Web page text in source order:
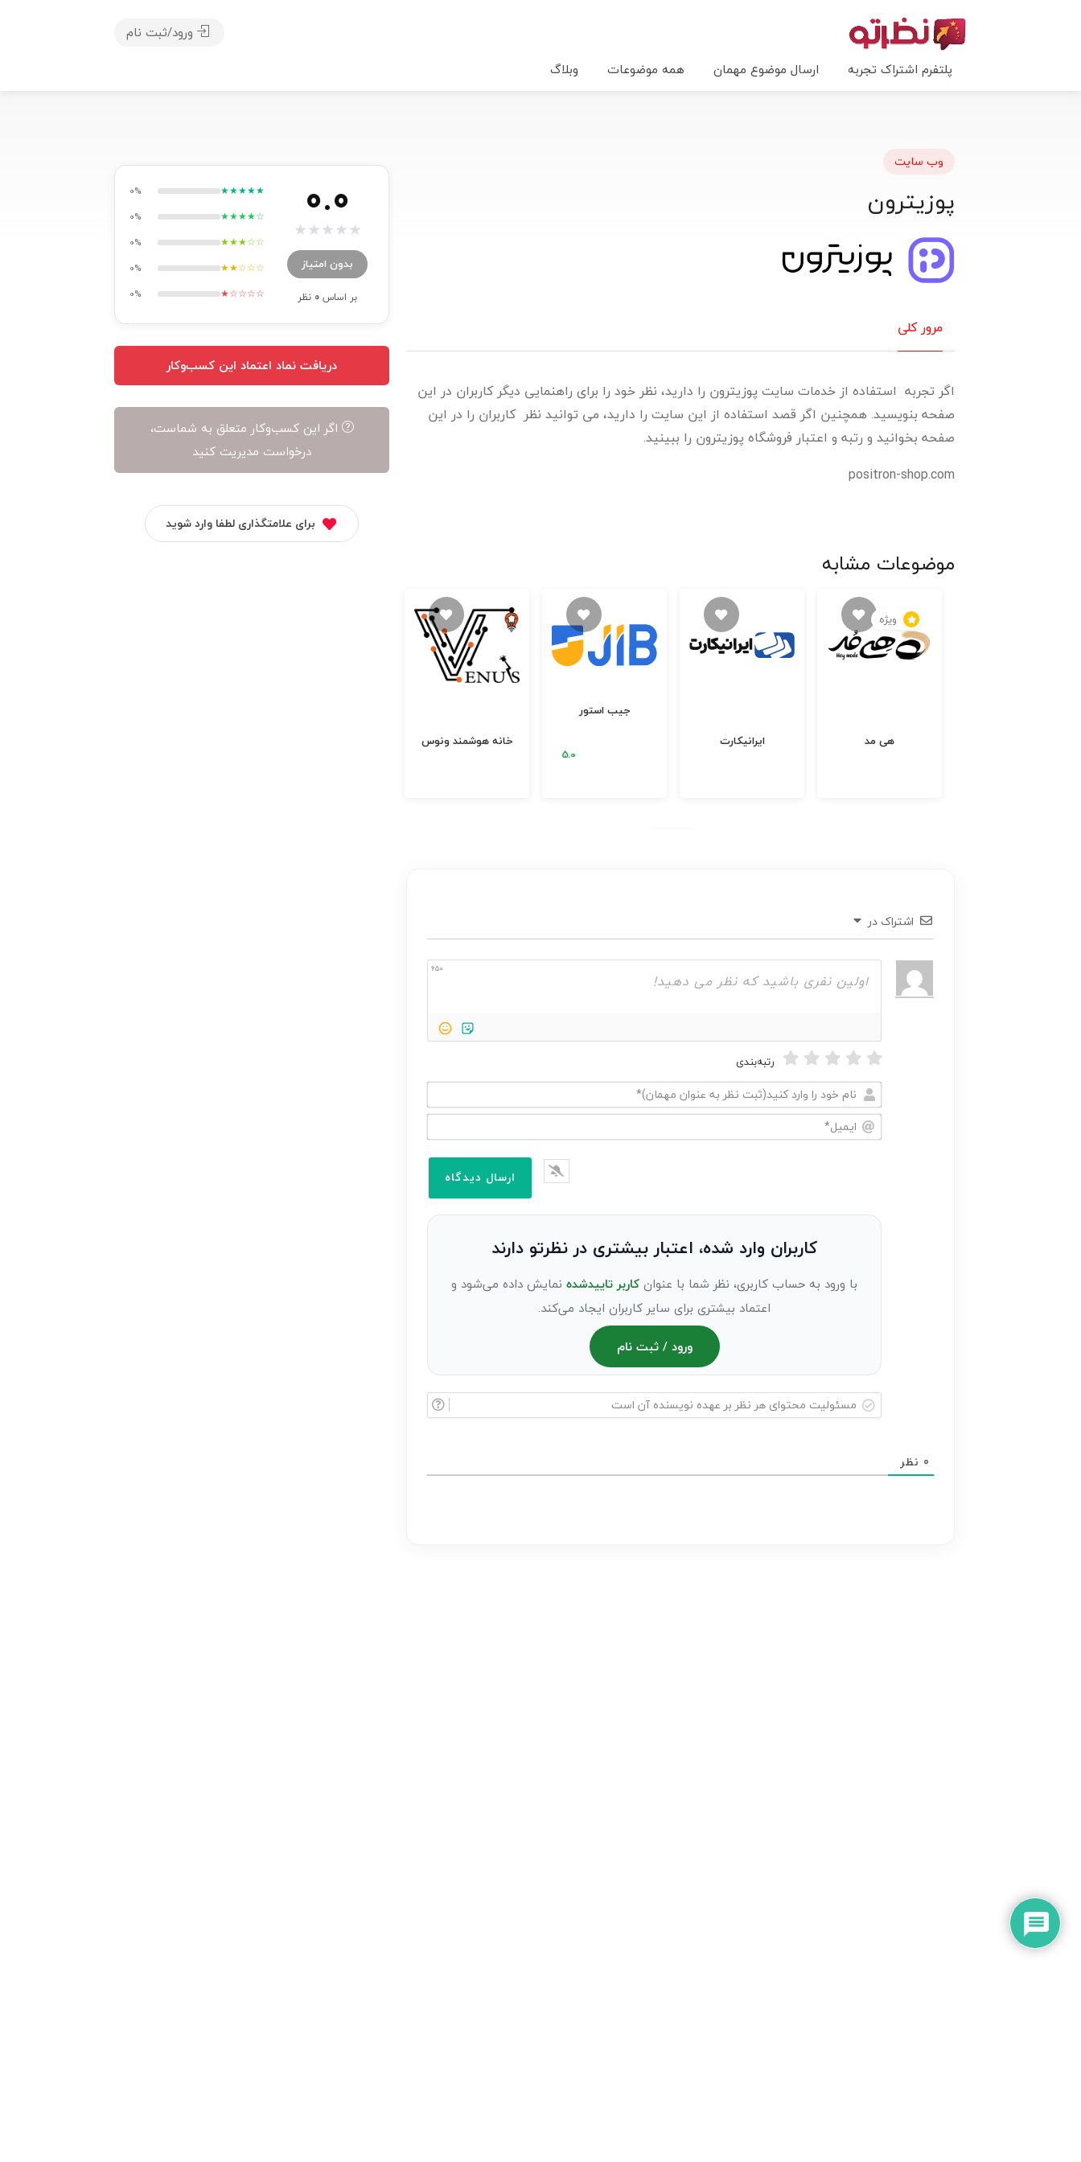
پلتفرم اشتراک تجربه ارسال موضوع مهمان همه موضوعات وبلاگ
ورود/ثبت نام
وب سایت
پوزیترون
مرور کلی
اگر تجربه استفاده از خدمات سایت پوزیترون را دارید، نظر خود را برای راهنمایی دیگر کاربران در این
صفحه بنویسید. همچنین اگر قصد استفاده از این سایت را دارید، می توانید نظر کاربران را در این
صفحه بخوانید و رتبه و اعتبار فروشگاه پوزیترون را ببینید.
positron-shop.com
موضوعات مشابه
خانه هوشمند ونوس
جیب استور
ایرانیکارت
ویژه
هی مد
اشتراک در
650
رتبه‌بندی
نام
خود
نظر
مهمان)*
کاربران وارد شده، اعتبار بیشتری در نظرتو دارند
با ورود به حساب کاربری، نظر شما با عنوانکاربر تاییدشدهنمایش داده می‌شود و
اعتماد بیشتری برای سایر کاربران ایجاد می‌کند.
ورود / ثبت نام
هر
0 نظر
0.0
★
★
★
★
★
بدون امتیاز
بر اساس0 نظر
★★★★★
0%
★★★★☆
0%
★★★☆☆
0%
★★☆☆☆
0%
★☆☆☆☆
0%
دریافت نماد اعتماد این کسب‌وکار
اگر این کسب‌وکار متعلق به شماست،
درخواست مدیریت کنید
برای علامتگذاری لطفا وارد شوید